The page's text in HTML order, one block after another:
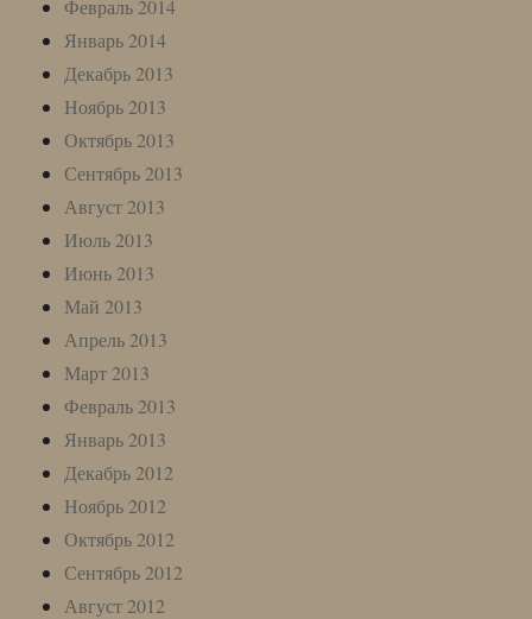
Февраль 2014
Январь 2014
Декабрь 2013
Ноябрь 2013
Октябрь 2013
Сентябрь 2013
Август 2013
Июль 2013
Июнь 2013
Май 2013
Апрель 2013
Март 2013
Февраль 2013
Январь 2013
Декабрь 2012
Ноябрь 2012
Октябрь 2012
Сентябрь 2012
Август 2012